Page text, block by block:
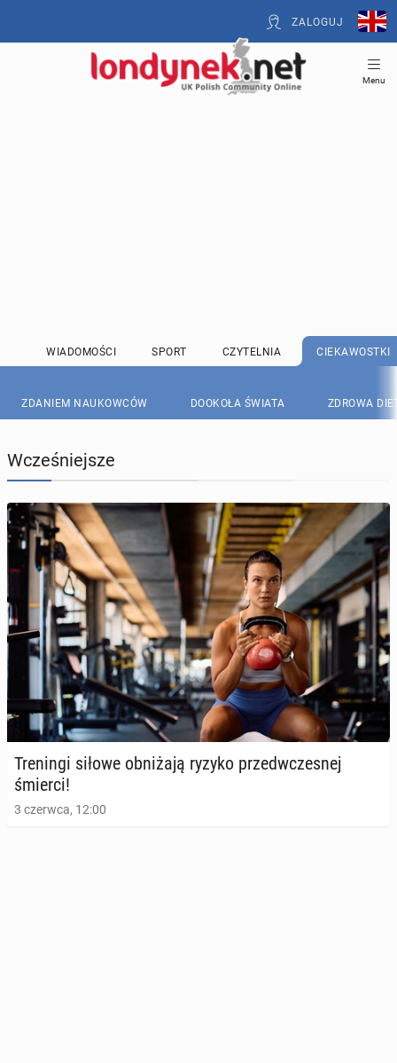
ZALOGUJ
Menu
WIADOMOŚCI SPORT CZYTELNIA CIEKAWOSTKI
ZDANIEM NAUKOWCÓW DOOKOŁA ŚWIATA ZDROWA
Wcześniejsze
Tre­nin­gi siłowe ob­ni­ża­ją ryzyko przed­wcze­snej
śmierci!
3 czerwca, 12:00